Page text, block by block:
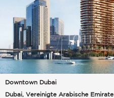
Downtown Dubai
Dubai, Vereinigte Arabische Emirate